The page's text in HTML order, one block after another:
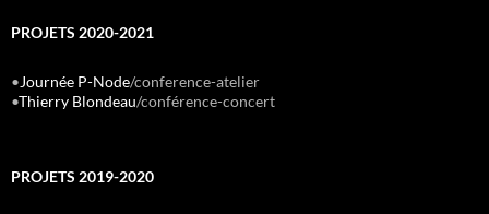
PROJETS 2020-2021
•Journée P-Node/conference-atelier
•Thierry Blondeau/conférence-concert
PROJETS 2019-2020